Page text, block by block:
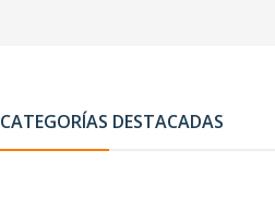
CATEGORÍAS DESTACADAS